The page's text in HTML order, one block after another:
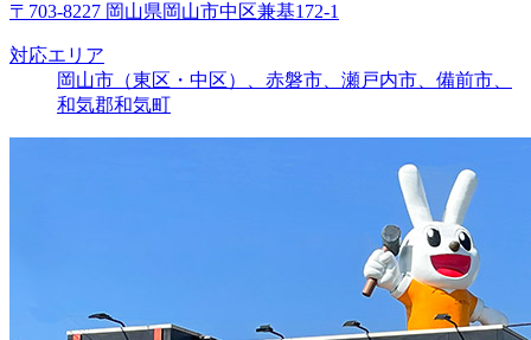
〒703-8227 岡山県岡山市中区兼基172-1
対応エリア
岡山市（東区・中区）、赤磐市、瀬戸内市、備前市、
和気郡和気町